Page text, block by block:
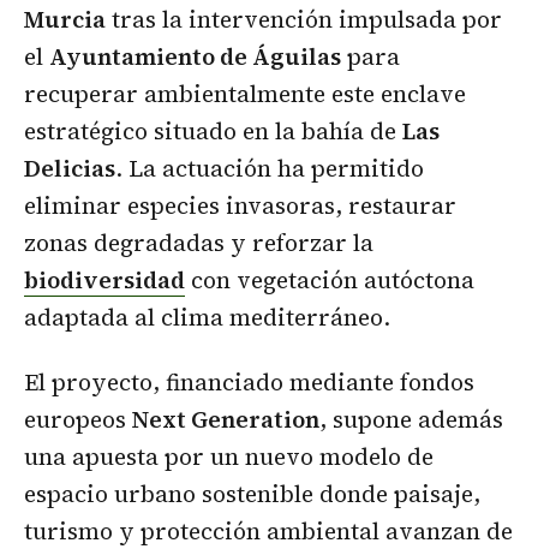
Murciatras la intervención impulsada por
el Ayuntamiento de Águilaspara
recuperar ambientalmente este enclave
estratégico situado en la bahía de Las
Delicias. La actuación ha permitido
eliminar especies invasoras, restaurar
zonas degradadas y reforzar la
biodiversidad con vegetación autóctona
adaptada al clima mediterráneo.
El proyecto, financiado mediante fondos
europeos Next Generation, supone además
una apuesta por un nuevo modelo de
espacio urbano sostenible donde paisaje,
turismo y protección ambiental avanzan de